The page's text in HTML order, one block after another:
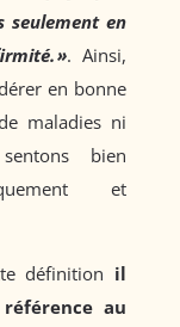
seulement en
». Ainsi,
en bonne
maladies ni
bien
et
définition il
au